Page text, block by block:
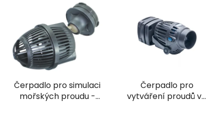
Čerpadlo pro simulaci
mořských proudu -
Čerpadlo pro
vytváření proudů ve